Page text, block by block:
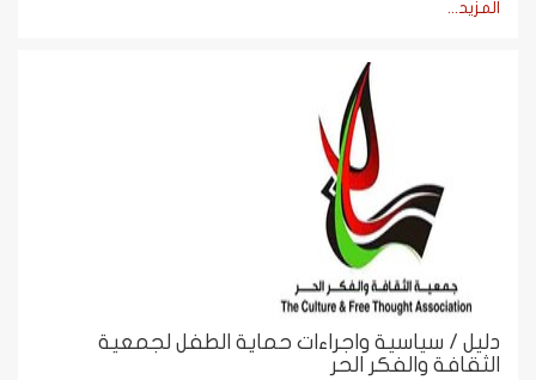
المزيد...
دليل / سياسية واجراءات حماية الطفل لجمعية
الثقافة والفكر الحر